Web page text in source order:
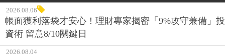
2026.08.06
帳面獲利落袋才安心！理財專家揭密「9%攻守兼備」投
資術 留意8/10關鍵日
2026.08.04